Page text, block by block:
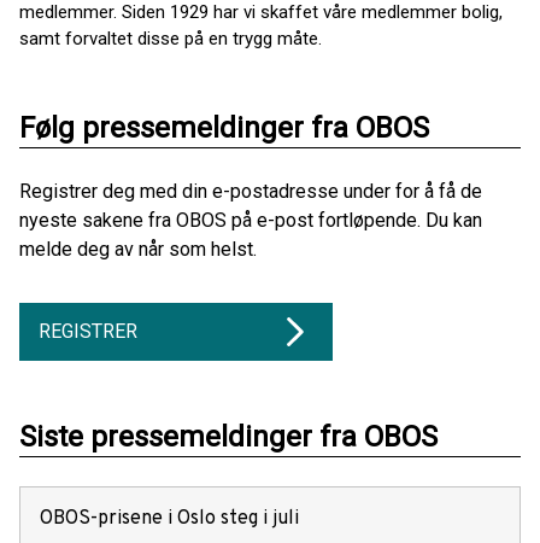
medlemmer. Siden 1929 har vi skaffet våre medlemmer bolig,
samt forvaltet disse på en trygg måte.
Følg pressemeldinger fra OBOS
Registrer deg med din e-postadresse under for å få de
nyeste sakene fra OBOS på e-post fortløpende. Du kan
melde deg av når som helst.
REGISTRER
Siste pressemeldinger fra OBOS
OBOS-prisene i Oslo steg i juli